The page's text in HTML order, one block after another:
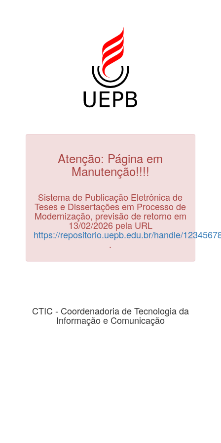
Atenção: Página em
Manutenção!!!!
Sistema de Publicação Eletrônica de
Teses e Dissertações em Processo de
Modernização, previsão de retorno em
13/02/2026 pela URL
https://repositorio.uepb.edu.br/handle/
.
CTIC - Coordenadoria de Tecnologia da
Informação e Comunicação